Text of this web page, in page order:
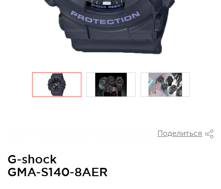
Поделиться
G-shock
GMA-S140-8AER